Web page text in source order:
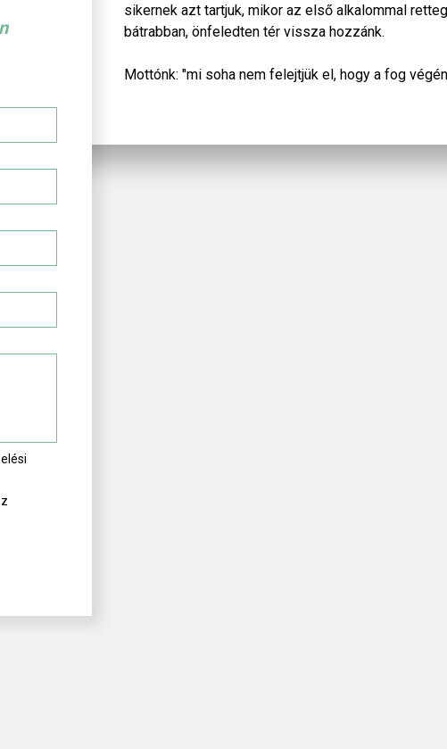
sikernek azt tartjuk, mikor az első alkalommal
bátrabban, önfeledten tér vissza hozzánk.
Mottónk: "mi soha nem felejtjük el, hogy a fog